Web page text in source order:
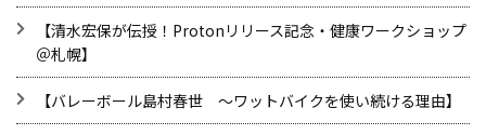
【清水宏保が伝授！Protonリリース記念・健康ワークショップ
＠札幌】
【バレーボール島村春世 ～ワットバイクを使い続ける理由】